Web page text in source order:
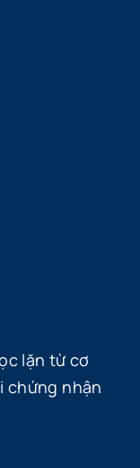
lặn từ cơ
chứng nhận